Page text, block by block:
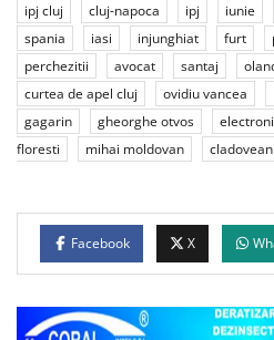
ipj cluj
cluj-napoca ipj iunie
spania
iasi injunghiat furt
perchezitii
avocat santaj
curtea de apel cluj
ovidiu vancea
gagarin
gheorghe otvos
floresti
mihai moldovan
Facebook X